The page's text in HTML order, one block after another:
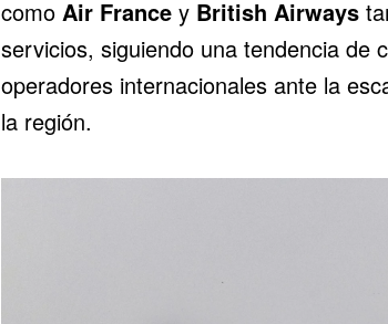
como Air Francey British Airways
servicios, siguiendo una tendencia de
operadores internacionales ante la
la región.